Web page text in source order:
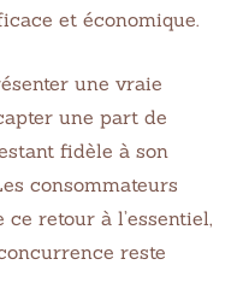
et économique.
une vraie
une part de
fidèle à son
consommateurs
retour à l’essentiel,
reste